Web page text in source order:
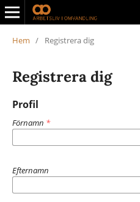
Hem / Registrera dig
Registrera dig
Profil
Förnamn *
Efternamn